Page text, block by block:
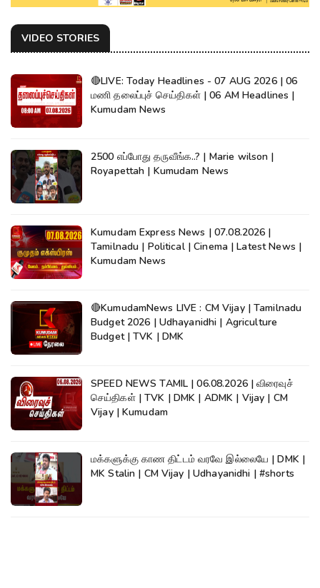
VIDEO STORIES
🔴LIVE: Today Headlines - 07 AUG 2026 | 06
மணி தலைப்புச் செய்திகள் | 06 AM Headlines |
Kumudam News
2500 எப்போது தருவீங்க..? | Marie wilson |
Royapettah | Kumudam News
Kumudam Express News | 07.08.2026 |
Tamilnadu | Political | Cinema | Latest News |
Kumudam News
🔴KumudamNews LIVE : CM Vijay | Tamilnadu
Budget 2026 | Udhayanidhi | Agriculture
Budget | TVK | DMK
SPEED NEWS TAMIL | 06.08.2026 | விரைவுச்
செய்திகள் | TVK | DMK | ADMK | Vijay | CM
Vijay | Kumudam
மக்களுக்கு காண திட்டம் வரவே இல்லையே | DMK |
MK Stalin | CM Vijay | Udhayanidhi | #shorts